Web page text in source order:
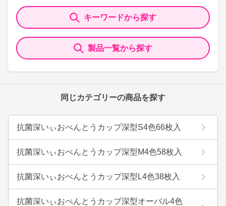
キーワードから探す
製品一覧から探す
同じカテゴリーの商品を探す
抗菌深いぃおべんとうカップ深型S4色66枚入
抗菌深いぃおべんとうカップ深型M4色58枚入
抗菌深いぃおべんとうカップ深型L4色38枚入
抗菌深いぃおべんとうカップ深型オーバル4色